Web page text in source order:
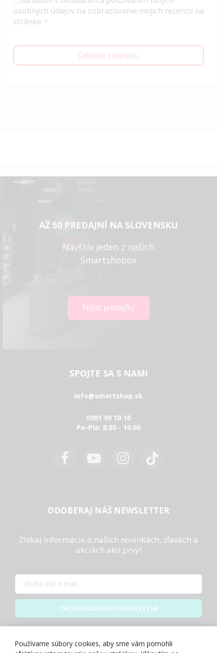
osobných údajov na zobrazovanie mojich recenzií na
stránke
Odoslať recenziu
AŽ 50 PREDAJNÍ NA SLOVENSKU
Navštív jeden z našich
Smartshopov
SPOJTE SA S NAMI
info@smartshop.sk
0901 90 10 10
Po-Pia: 8:00 - 16:00
ODOBERAJ NÁŠ NEWSLETTER
Získaj informácie o našich novinkách, zľavách a
akciách ako prvý!
CHCEM ODOBERAŤ NEWSLETTER
Používame súbory cookies, aby sme vám pomohli